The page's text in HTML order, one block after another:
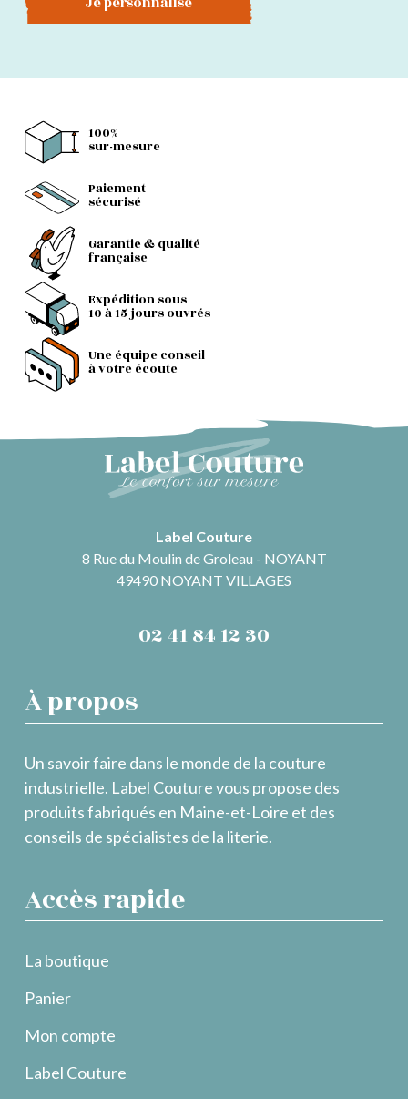
100%
sur-mesure
Paiement
sécurisé
Garantie & qualité
française
Expédition sous
10 à 15 jours ouvrés
Une équipe conseil
à votre écoute
Label Couture
8 Rue du Moulin de Groleau - NOYANT
49490 NOYANT VILLAGES
02 41 84 12 30
À propos
Un savoir faire dans le monde de la couture
industrielle. Label Couture vous propose des
produits fabriqués en Maine-et-Loire et des
conseils de spécialistes de la literie.
Accès rapide
La boutique
Panier
Mon compte
Label Couture